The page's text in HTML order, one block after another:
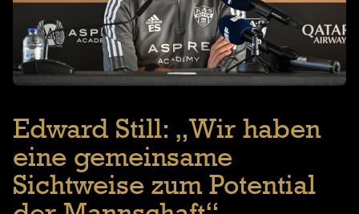
Edward Still: „Wir haben
eine gemeinsame
Sichtweise zum Potential